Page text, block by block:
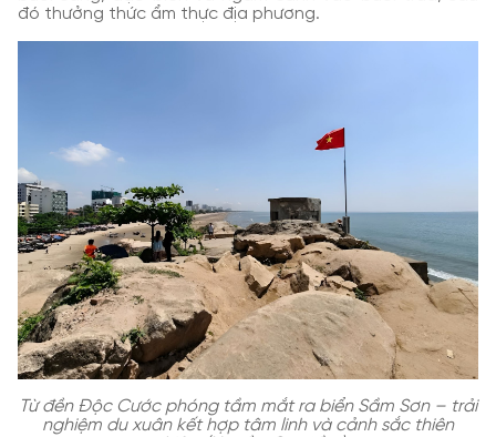
đó thưởng thức ẩm thực địa phương.
Từ đền Độc Cước phóng tầm mắt ra biển Sầm Sơn – trải
nghiệm du xuân kết hợp tâm linh và cảnh sắc thiên